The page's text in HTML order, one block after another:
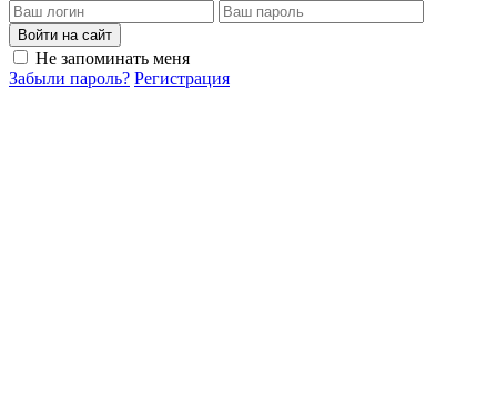
Войти на сайт
Не запоминать меня
Забыли пароль? Регистрация